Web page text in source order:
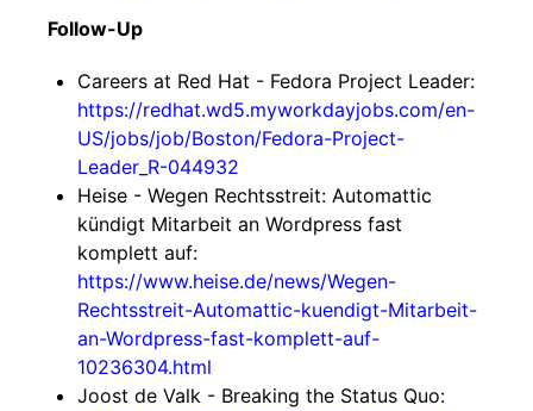
Follow-Up
Careers at Red Hat - Fedora Project Leader:
https://redhat.wd5.myworkdayjobs.com/en-
US/jobs/job/Boston/Fedora-Project-
Leader_R-044932
Heise - Wegen Rechtsstreit: Automattic
kündigt Mitarbeit an Wordpress fast
komplett auf:
https://www.heise.de/news/Wegen-
Rechtsstreit-Automattic-kuendigt-Mitarbeit-
an-Wordpress-fast-komplett-auf-
10236304.html
Joost de Valk - Breaking the Status Quo: